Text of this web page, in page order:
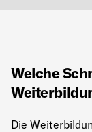
Welche
Die